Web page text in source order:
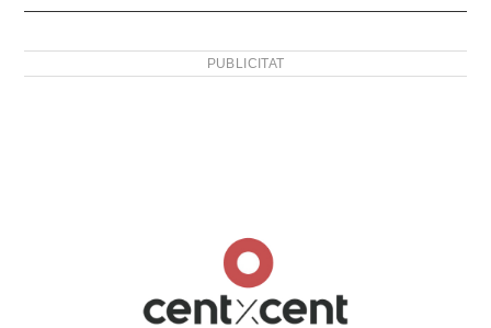
PUBLICITAT